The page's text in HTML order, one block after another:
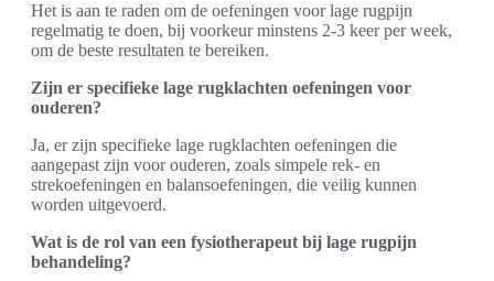
Het is aan te raden om de oefeningen voor lage rugpijn
regelmatig te doen, bij voorkeur minstens 2-3 keer per week,
om de beste resultaten te bereiken.
Zijn er specifieke lage rugklachten oefeningen voor
ouderen?
Ja, er zijn specifieke lage rugklachten oefeningen die
aangepast zijn voor ouderen, zoals simpele rek- en
strekoefeningen en balansoefeningen, die veilig kunnen
worden uitgevoerd.
Wat is de rol van een fysiotherapeut bij lage rugpijn
behandeling?